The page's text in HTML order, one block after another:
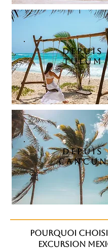
DEPUIS
TUlum
DEPUIS
cancun
Pourquoi
excursion